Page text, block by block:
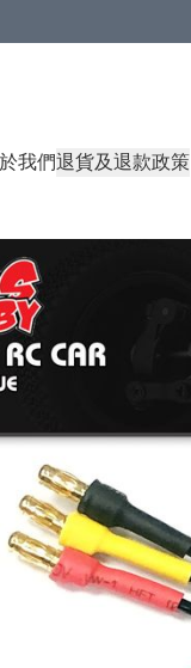
我們退貨及退款政策